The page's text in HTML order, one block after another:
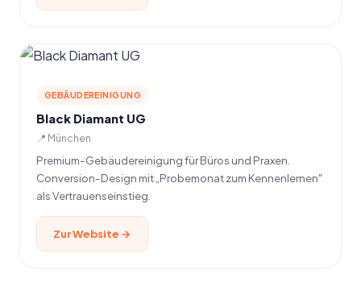
GEBÄUDEREINIGUNG
Black Diamant UG
📍 München
Premium-Gebäudereinigung für Büros und Praxen.
Conversion-Design mit „Probemonat zum Kennenlernen"
als Vertrauenseinstieg.
Zur Website →